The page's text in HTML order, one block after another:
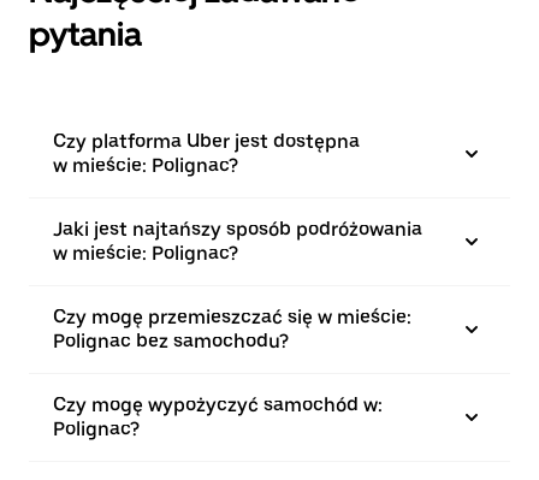
pytania
Czy platforma Uber jest dostępna
w mieście: Polignac?
Jaki jest najtańszy sposób podróżowania
w mieście: Polignac?
Czy mogę przemieszczać się w mieście:
Polignac bez samochodu?
Czy mogę wypożyczyć samochód w:
Polignac?